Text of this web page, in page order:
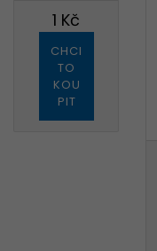
1 Kč
CHCI
TO
KOU
PIT